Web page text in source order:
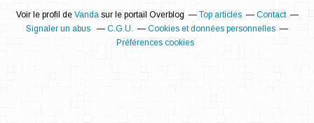
Voir le profil de Vandasur le portail Overblog Top articles
Contact
Signaler un abus
C.G.U.
Cookies et données personnelles
Préférences cookies